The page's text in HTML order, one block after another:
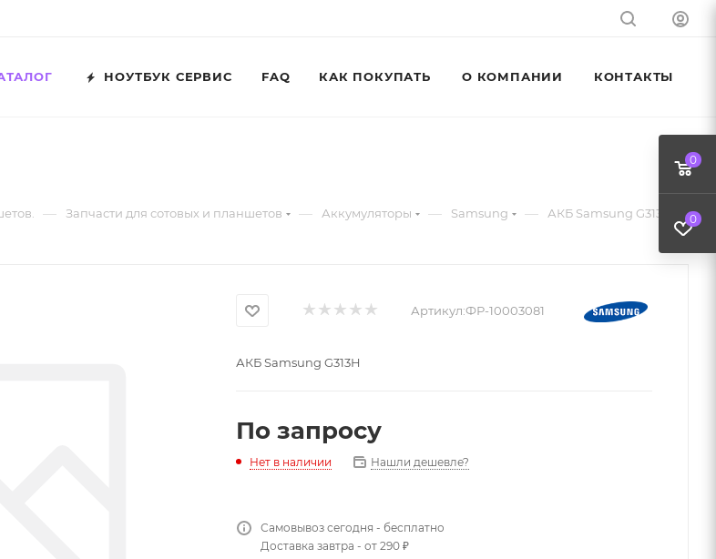
НОУТБУК СЕРВИС FAQ КАК ПОКУПАТЬ О КОМПАНИИ КОНТАКТЫ
— Запчасти для сотовых и планшетов — Аккумуляторы — Samsung — АКБ Samsung G313H
Артикул:ФР-10003081
АКБ Samsung G313H
По запросу
Нет в наличии Нашли дешевле?
Самовывоз сегодня - бесплатно
Доставка завтра - от 290 ₽
0
0